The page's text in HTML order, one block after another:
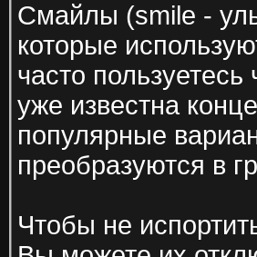
Смайлы (smile -
которые
часто
уже известна
популярные
преобразуются в
Чтобы не